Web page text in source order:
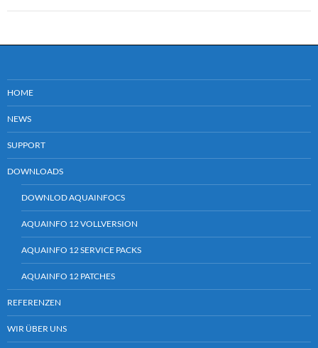
HOME
NEWS
SUPPORT
DOWNLOADS
DOWNLOD AQUAINFOCS
AQUAINFO 12 VOLLVERSION
AQUAINFO 12 SERVICE PACKS
AQUAINFO 12 PATCHES
REFERENZEN
WIR ÜBER UNS